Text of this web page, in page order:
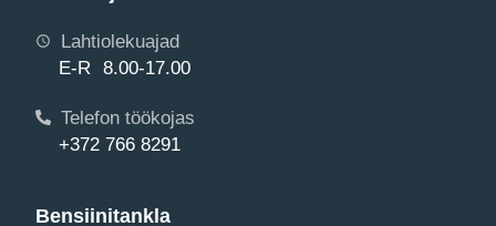
Lahtiolekuajad
E-R 8.00-17.00
Telefon töökojas
+372 766 8291
Bensiinitankla